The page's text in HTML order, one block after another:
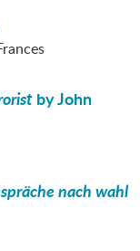
by John
nach wahl